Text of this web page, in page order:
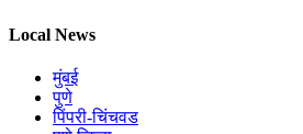
Local News
मुंबई
पुणे
पिंपरी-चिंचवड